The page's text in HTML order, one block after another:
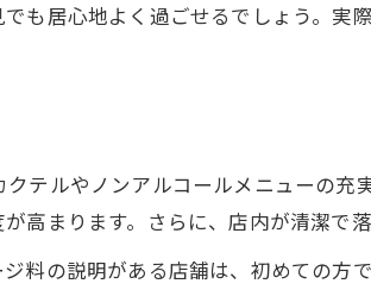
も居心地よく過ごせるでしょう。実
テルやノンアルコールメニューの充
まります。さらに、店内が清潔で
料の説明がある店舗は、初めての方